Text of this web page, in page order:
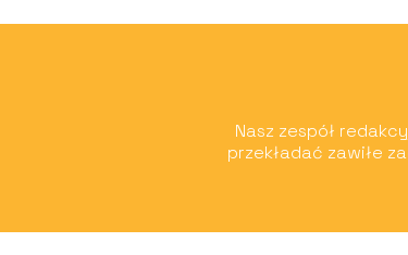
Nasz zespół
przekładać zawiłe